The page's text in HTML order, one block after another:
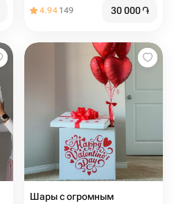
4.94 149 30 000֏
Шары с огромным